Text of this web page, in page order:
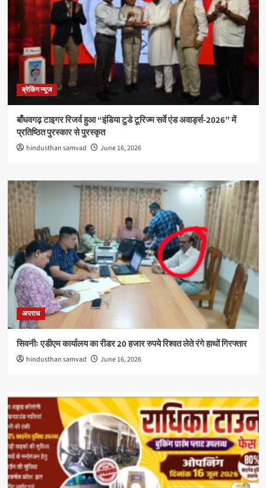
ब्रेकिंग न्यूज
बाँधवगढ़ टाइगर रिजर्व हुआ “इंडिया टुडे टूरिज्म सर्वे एंड अवार्ड्स-2026” में
प्रतिष्ठित पुरस्कार से पुरस्कृत
hindusthan samvad June 16, 2026
अपराध
सिवनीः एडीएम कार्यालय का रीडर 20 हजार रुपये रिश्वत लेते रंगे हाथों गिरफ्तार
hindusthan samvad June 16, 2026